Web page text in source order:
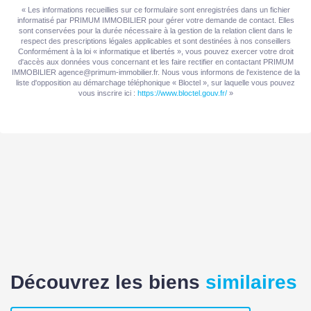
Exposition Séjour OUEST
Type Chauffage Individuel
Etat intérieur Bon
Pas de conduit
Interphone Oui
« Les informations recueillies sur ce formulaire sont enregistrées dans un fichier
informatisé par PRIMUM IMMOBILIER pour gérer votre demande de contact. Elles
sont conservées pour la durée nécessaire à la gestion de la relation client dans le
respect des prescriptions légales applicables et sont destinées à nos conseillers
Conformément à la loi « informatique et libertés », vous pouvez exercer votre droit
d'accès aux données vous concernant et les faire rectifier en contactant PRIMUM
IMMOBILIER agence@primum-immobilier.fr. Nous vous informons de l'existence de la
liste d'opposition au démarchage téléphonique « Bloctel », sur laquelle vous pouvez
vous inscrire ici : https://www.bloctel.gouv.fr/»
Découvrez les biens similaires